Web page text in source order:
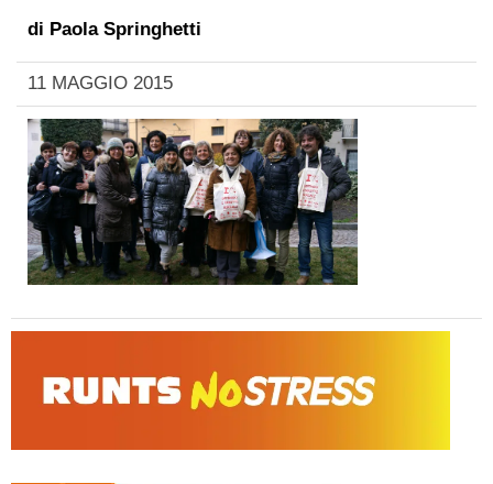
di Paola Springhetti
11 MAGGIO 2015